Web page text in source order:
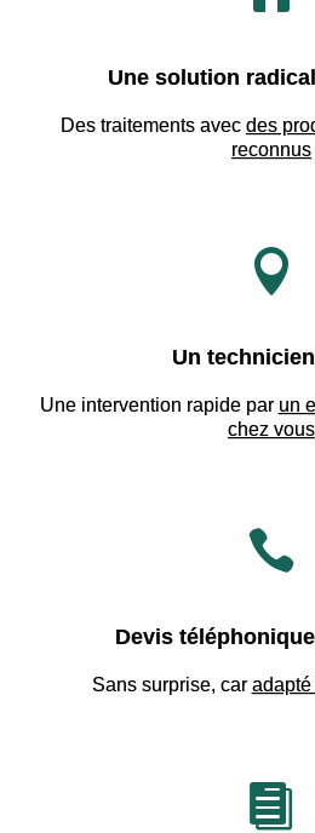
Une solution
Des traitements avec des
reconnus

Un
Une intervention rapide par un
chez vous

Devis
Sans surprise, car adapté
